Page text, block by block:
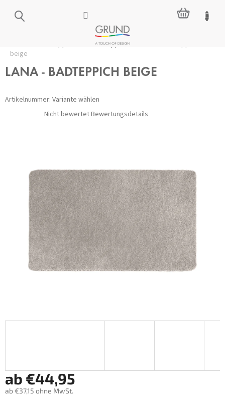
Inhalt
springen
Alle Teppiche
beige
LANA - BADTEPPICH BEIGE
Artikelnummer: Variante wählen
Die
durchschnittliche
Nicht bewertetBewertungsdetails
ab €44,95
ab €37,15 ohne MwSt.